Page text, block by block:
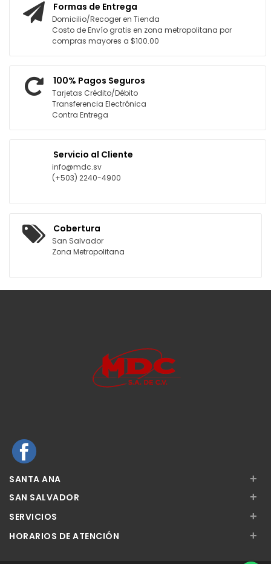
Formas de Entrega
Domicilio/Recoger en Tienda
Costo de Envío gratis en zona metropolitana por
compras mayores a $100.00
100% Pagos Seguros
Tarjetas Crédito/Débito
Transferencia Electrónica
Contra Entrega
Servicio al Cliente
info@mdc.sv
(+503) 2240-4900
Cobertura
San Salvador
Zona Metropolitana
SANTA ANA +
SAN SALVADOR +
SERVICIOS +
HORARIOS DE ATENCIÓN +